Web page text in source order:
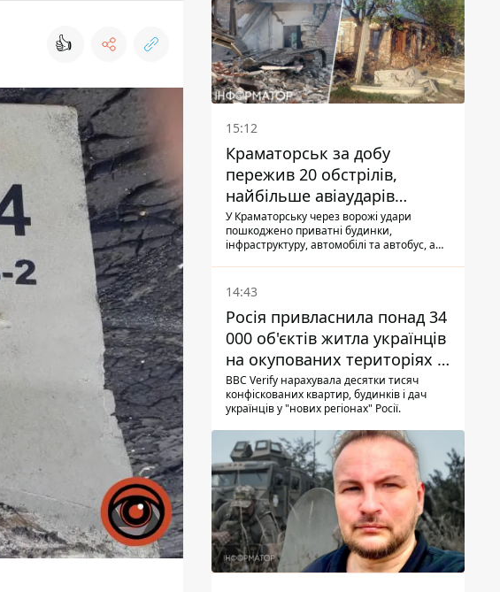
👍
15:12
Краматорськ за добу
пережив 20 обстрілів,
найбільше авіаударів
КАБ-250
У Краматорську через ворожі удари
пошкоджено приватні будинки,
інфраструктуру, автомобілі та автобус, а
14:43
Росія привласнила понад 34
000 об'єктів житла українців
на окупованих територіях -
розслідування BBC
BBC Verify нарахувала десятки тисяч
конфіскованих квартир, будинків і дач
українців у "нових регіонах" Росії.